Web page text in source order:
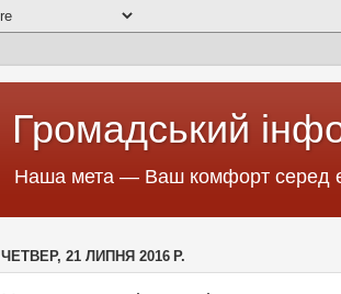
Громадський
Наша мета — Ваш комфорт серед
ЧЕТВЕР, 21 ЛИПНЯ 2016 Р.